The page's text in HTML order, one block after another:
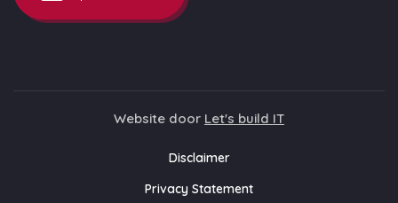
Website door Let's build IT
Disclaimer
Privacy Statement